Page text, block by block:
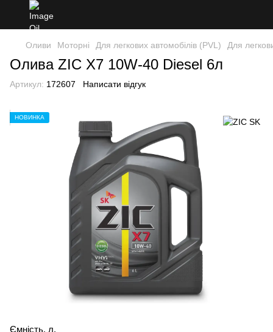
Оливи Моторні Для легкових автомобілів (PVL) Для
Олива ZIC X7 10W-40 Diesel 6л
Артикул: 172607 Написати відгук
НОВИНКА
Ємність, л.